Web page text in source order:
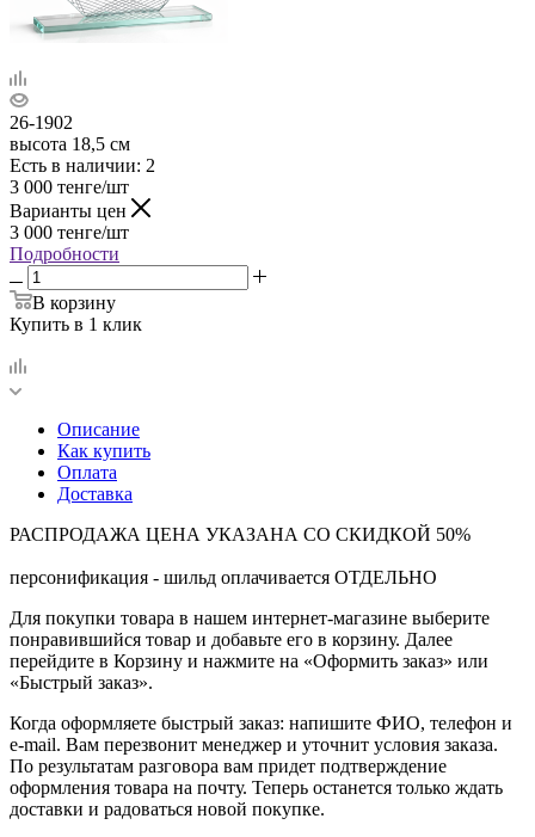
26-1902
высота 18,5 см
Есть в наличии: 2
3 000 тенге/шт
Варианты цен
3 000 тенге/шт
Подробности
В корзину
Купить в 1 клик
Описание
Как купить
Оплата
Доставка
РАСПРОДАЖА ЦЕНА УКАЗАНА СО СКИДКОЙ 50%
персонификация - шильд оплачивается ОТДЕЛЬНО
Для покупки товара в нашем интернет-магазине выберите
понравившийся товар и добавьте его в корзину. Далее
перейдите в Корзину и нажмите на «Оформить заказ» или
«Быстрый заказ».
Когда оформляете быстрый заказ: напишите ФИО, телефон и
e-mail. Вам перезвонит менеджер и уточнит условия заказа.
По результатам разговора вам придет подтверждение
оформления товара на почту. Теперь останется только ждать
доставки и радоваться новой покупке.